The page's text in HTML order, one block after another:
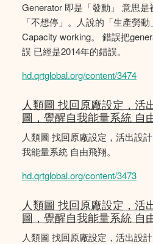
Generator 即是「發動」 意思
「不想停」。人說的「生產勞
Capacity working。 錯誤把
誤 已經是2014年的錯誤。
hd.qrtglobal.org/content/3474
人類圖 找回原廠設定，活
圖，覺醒自我能量系統 自
人類圖 找回原廠設定，活出設
我能量系統 自由飛翔。
hd.qrtglobal.org/content/3473
人類圖 找回原廠設定，活
圖，覺醒自我能量系統 自
人類圖 找回原廠設定，活出設